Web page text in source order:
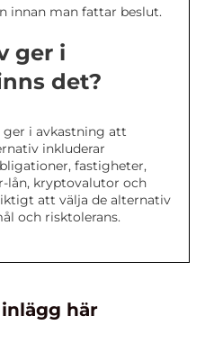
innan man fattar beslut.
ger i
det?
i avkastning att
inkluderar
fastigheter,
lån, kryptovalutor och
att välja de alternativ
och risktolerans.
här